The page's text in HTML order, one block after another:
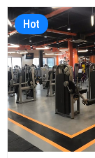
Hot